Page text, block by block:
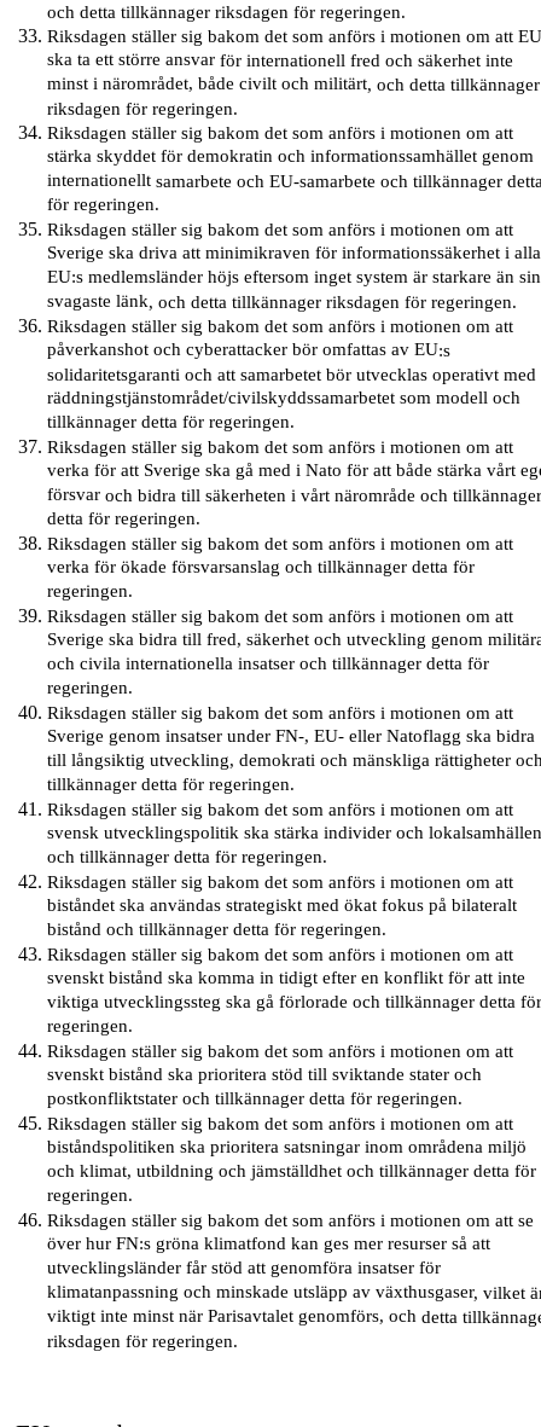
ochdettatillkännagerriksdagen för regeringen.
Riksdagen ställer sig bakom det som anförs i motionen om att
ska ta ett större ansvarförinternationell fred och säkerhet inte
minst i närområdet, både civilt och militärt, och detta tillkännager
riksdagen för regeringen.
Riksdagen ställer sig bakom det som anförs i motionen om att
stärka skyddet för demokratin och informationssamhället genom
internationelltsamarbeteoch EU-samarbete och tillkännager
för regeringen.
Riksdagen ställer sig bakom det som anförs i motionen om att
Sverige ska driva att minimikraven för informationssäkerhet i alla
EU:s medlemsländer höjs eftersom inget system är starkare än sin
svagaste länk, och detta tillkännagerriksdagen för regeringen.
Riksdagen ställer sig bakom det som anförs i motionen om att
påverkanshot och cyberattacker bör omfattas av EU:s
solidaritetsgaranti och att samarbetetbörutvecklas operativt med
räddningstjänstområdet/civilskyddssamarbetet som modell och
tillkännager detta för regeringen.
Riksdagen ställer sig bakom det som anförs i motionen om att
verka för att Sverige ska gå med i Nato för att både stärka vårt
försvaroch bidra till säkerheten i vårt närområde och
detta för regeringen.
Riksdagen ställer sig bakom det som anförs i motionen om att
verka för ökade försvarsanslag och tillkännager detta för
regeringen.
Riksdagen ställer sig bakom det som anförs i motionen om att
Sverige ska bidra till fred, säkerhet och utveckling genom
och civila internationella insatser och tillkännager detta för
regeringen.
Riksdagen ställer sig bakom det som anförs i motionen om att
Sverige genom insatser under FN-, EU- eller Natoflagg ska bidra
till långsiktig utveckling, demokrati och mänskliga rättigheter
tillkännager detta för regeringen.
Riksdagen ställer sig bakom det som anförs i motionen om att
svensk utvecklingspolitik ska stärka individer och
och tillkännager detta för regeringen.
Riksdagen ställer sig bakom det som anförs i motionen om att
biståndet ska användas strategiskt med ökat fokus på bilateralt
bistånd och tillkännager detta för regeringen.
Riksdagen ställer sig bakom det som anförs i motionen om att
svenskt bistånd ska komma in tidigt efter en konflikt för att inte
viktiga utvecklingssteg ska gå förlorade och tillkännager detta
regeringen.
Riksdagen ställer sig bakom det som anförs i motionen om att
svenskt bistånd ska prioritera stöd till sviktande stater och
postkonfliktstater och tillkännager detta för regeringen.
Riksdagen ställer sig bakom det som anförs i motionen om att
biståndspolitiken ska prioritera satsningar inom områdena miljö
och klimat, utbildning och jämställdhet och tillkännager detta för
regeringen.
Riksdagen ställer sig bakom det som anförs i motionen om att se
över hur FN:s gröna klimatfond kan ges mer resurser så att
utvecklingsländer får stöd att genomföra insatser för
klimatanpassning och minskade utsläpp av växthusgaser, vilket
viktigt inte minst när Parisavtalet genomförs, ochdetta
riksdagen för regeringen.